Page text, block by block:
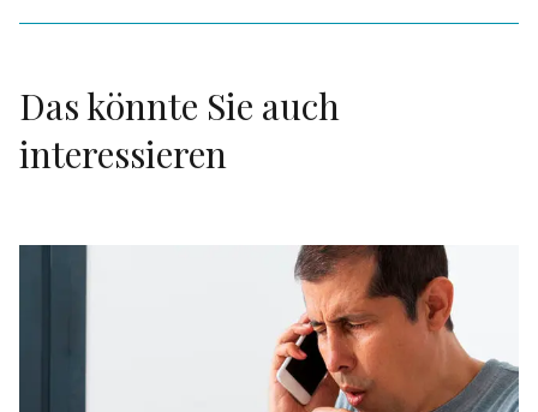
Das könnte Sie auch
interessieren